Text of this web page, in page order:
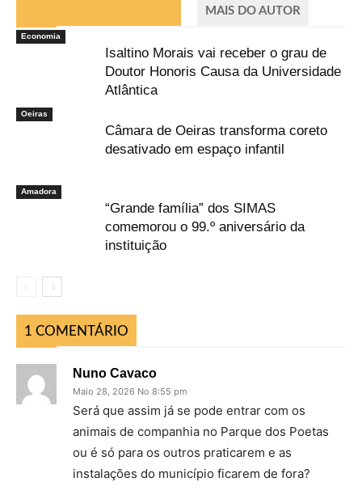
MAIS DO AUTOR
Economia
Isaltino Morais vai receber o grau de
Doutor Honoris Causa da Universidade
Atlântica
Oeiras
Câmara de Oeiras transforma coreto
desativado em espaço infantil
Amadora
“Grande família” dos SIMAS
comemorou o 99.º aniversário da
instituição
1 COMENTÁRIO
Nuno Cavaco
Maio 28, 2026 No 8:55 pm
Será que assim já se pode entrar com os
animais de companhia no Parque dos Poetas
ou é só para os outros praticarem e as
instalações do município ficarem de fora?